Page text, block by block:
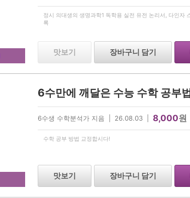
정시 의대생의 생명과학1 독학용 실전 유전 논리서, 다인자
록
맛보기 장바구니 담기
6수만에 깨달은 수능 수학 공부
6수생 수학분석가 지음 | 26.08.03 | 8,000원
수학 공부 방법 교정합시다!
맛보기 장바구니 담기